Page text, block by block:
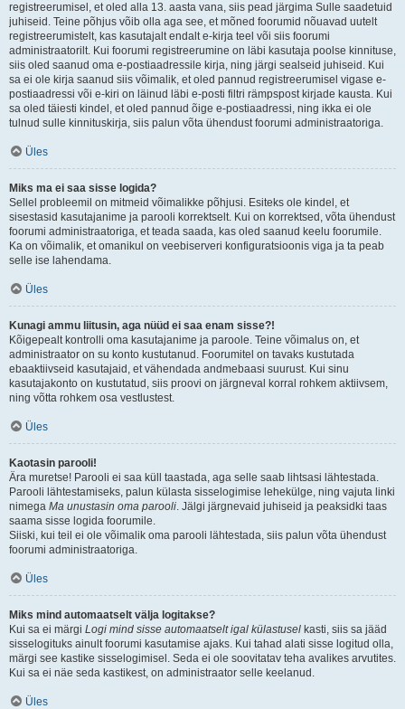
registreerumisel, et oled alla 13. aasta vana, siis pead järgima Sulle saadetuid
juhiseid. Teine põhjus võib olla aga see, et mõned foorumid nõuavad uutelt
registreerumistelt, kas kasutajalt endalt e-kirja teel või siis foorumi
administraatorilt. Kui foorumi registreerumine on läbi kasutaja poolse kinnituse,
siis oled saanud oma e-postiaadressile kirja, ning järgi sealseid juhiseid. Kui
sa ei ole kirja saanud siis võimalik, et oled pannud registreerumisel vigase e-
postiaadressi või e-kiri on läinud läbi e-posti filtri rämpspost kirjade kausta. Kui
sa oled täiesti kindel, et oled pannud õige e-postiaadressi, ning ikka ei ole
tulnud sulle kinnituskirja, siis palun võta ühendust foorumi administraatoriga.
Üles
Miks ma ei saa sisse logida?
Sellel probleemil on mitmeid võimalikke põhjusi. Esiteks ole kindel, et
sisestasid kasutajanime ja parooli korrektselt. Kui on korrektsed, võta ühendust
foorumi administraatoriga, et teada saada, kas oled saanud keelu foorumile.
Ka on võimalik, et omanikul on veebiserveri konfiguratsioonis viga ja ta peab
selle ise lahendama.
Üles
Kunagi ammu liitusin, aga nüüd ei saa enam sisse?!
Kõigepealt kontrolli oma kasutajanime ja paroole. Teine võimalus on, et
administraator on su konto kustutanud. Foorumitel on tavaks kustutada
ebaaktiivseid kasutajaid, et vähendada andmebaasi suurust. Kui sinu
kasutajakonto on kustutatud, siis proovi on järgneval korral rohkem aktiivsem,
ning võtta rohkem osa vestlustest.
Üles
Kaotasin parooli!
Ära muretse! Parooli ei saa küll taastada, aga selle saab lihtsasi lähtestada.
Parooli lähtestamiseks, palun külasta sisselogimise lehekülge, ning vajuta linki
nimega Ma unustasin oma parooli. Jälgi järgnevaid juhiseid ja peaksidki taas
saama sisse logida foorumile.
Siiski, kui teil ei ole võimalik oma parooli lähtestada, siis palun võta ühendust
foorumi administraatoriga.
Üles
Miks mind automaatselt välja logitakse?
Kui sa ei märgi Logi mind sisse automaatselt igal külastusel kasti, siis sa jääd
sisselogituks ainult foorumi kasutamise ajaks. Kui tahad alati sisse logitud olla,
märgi see kastike sisselogimisel. Seda ei ole soovitatav teha avalikes arvutites.
Kui sa ei näe seda kastikest, on administraator selle keelanud.
Üles